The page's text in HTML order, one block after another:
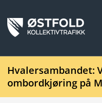
Hvalersambandet:
ombordkjøring på